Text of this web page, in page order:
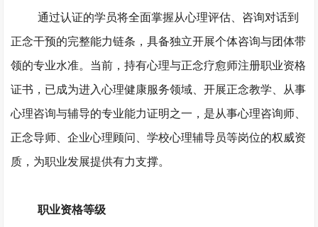
通过认证的学员将全面掌握从心理评估、咨询对话到
正念干预的完整能力链条，具备独立开展个体咨询与团体带
领的专业水准。当前，持有心理与正念疗愈师注册职业资格
证书，已成为进入心理健康服务领域、开展正念教学、从事
心理咨询与辅导的专业能力证明之一，是从事心理咨询师、
正念导师、企业心理顾问、学校心理辅导员等岗位的权威资
质，为职业发展提供有力支撑。
职业资格等级